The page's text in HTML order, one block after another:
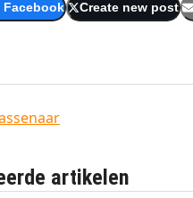
Facebook Create new post
artikelen